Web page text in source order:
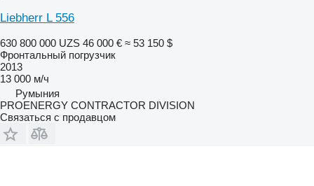
Liebherr L 556
630 800 000 UZS 46 000 € ≈ 53 150 $
Фронтальный погрузчик
2013
13 000 м/ч
Румыния
PROENERGY CONTRACTOR DIVISION
Связаться с продавцом